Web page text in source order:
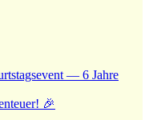
🎉